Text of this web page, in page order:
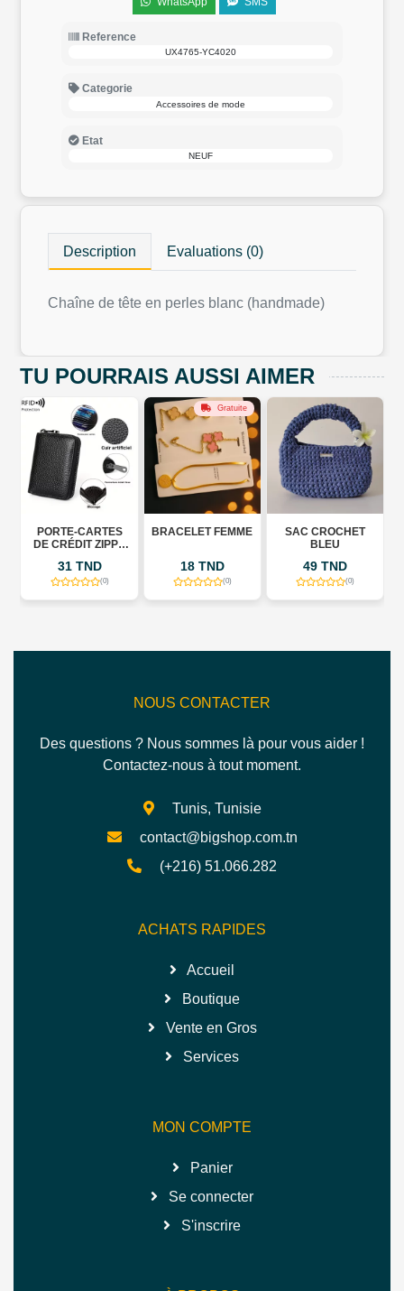
Reference
UX4765-YC4020
Categorie
Accessoires de mode
Etat
NEUF
Description Evaluations (0)
Chaîne de tête en perles blanc (handmade)
TU POURRAIS AUSSI AIMER
PORTE-CARTES
DE CRÉDIT ZIPPÉ
PROTECTION RFID
- 9
31 TND
(0)
BRACELET FEMME
18 TND
(0)
Gratuite
SAC CROCHET
BLEU
49 TND
(0)
NOUS CONTACTER
Des questions ? Nous sommes là pour vous aider !
Contactez-nous à tout moment.
Tunis, Tunisie
contact@bigshop.com.tn
(+216) 51.066.282
ACHATS RAPIDES
Accueil
Boutique
Vente en Gros
Services
MON COMPTE
Panier
Se connecter
S'inscrire